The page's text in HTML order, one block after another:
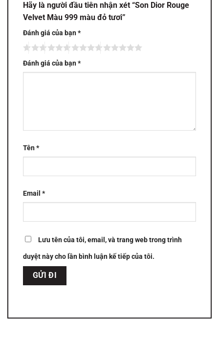
Hãy là người đầu tiên nhận xét “Son Dior Rouge
Velvet Màu 999 màu đỏ tươi”
Đánh giá của bạn*
Đánh giá của bạn*
Tên*
Email *
Lưu tên của tôi, email, và trang web trong trình
duyệt này cho lần bình luận kế tiếp của tôi.